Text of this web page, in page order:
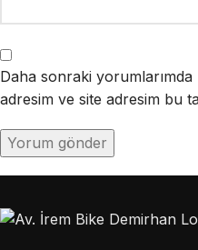
Daha sonraki yorumlarımda
adresim ve site adresim bu